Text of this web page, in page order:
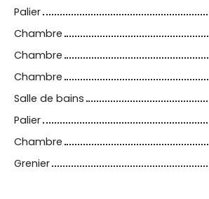
Palier
Chambre
Chambre
Chambre
Salle de bains
Palier
Chambre
Grenier